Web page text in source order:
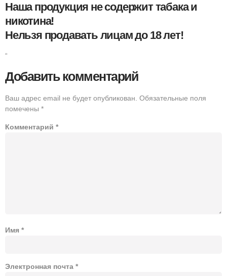
Наша продукция не содержит табака и
никотина!
Нельзя продавать лицам до 18 лет!
“
Добавить комментарий
Ваш адрес email не будет опубликован. Обязательные поля
помечены *
Комментарий *
Имя *
Электронная почта *